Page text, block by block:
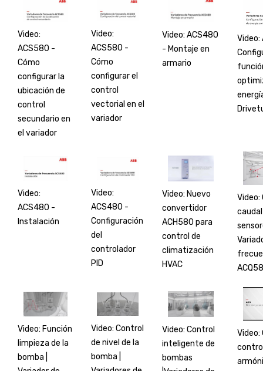
Video:
ACS580 -
Cómo
configurar la
ubicación de
control
secundario en
el variador
Video:
ACS580 -
Cómo
configurar el
control
vectorial en el
variador
Video: ACS480
- Montaje en
armario
Video:
Video:
ACS480 -
Instalación
Video:
ACS480 -
Configuración
del
controlador
PID
Video: Nuevo
convertidor
ACH580 para
control de
climatización
HVAC
Video:
Video: Función
limpieza de la
bomba |
Video: Control
de nivel de la
bomba |
Video: Control
inteligente de
bombas
Video: